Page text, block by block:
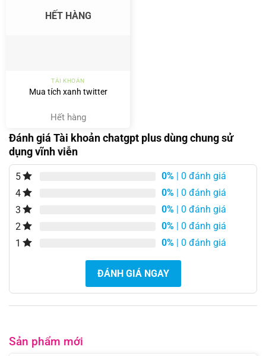
HẾT HÀNG
TÀI KHOẢN
Mua tích xanh twitter
Hết hàng
Đánh giá Tài khoản chatgpt plus dùng chung sử
dụng vĩnh viễn
5 0% | 0 đánh giá
4
0% | 0 đánh giá
3
0% | 0 đánh giá
2
0% | 0 đánh giá
1
0% | 0 đánh giá
ĐÁNH GIÁ NGAY
Sản phẩm mới